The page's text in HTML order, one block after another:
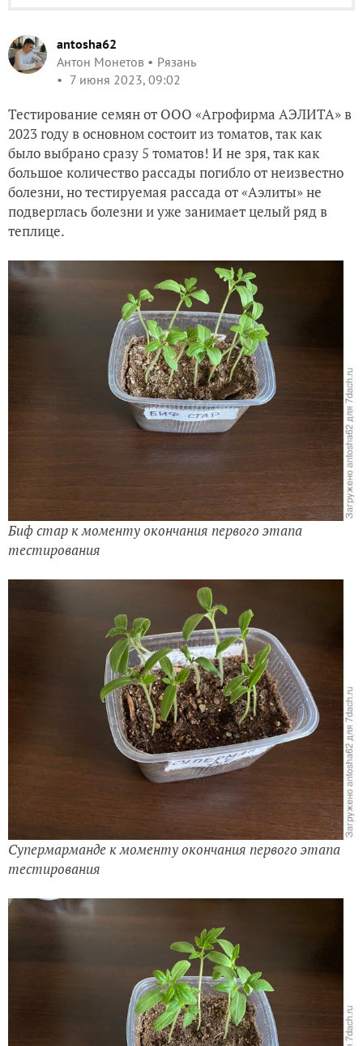
antosha62
Антон Монетов
Рязань
7 июня 2023, 09:02
Тестирование семян от ООО «Агрофирма АЭЛИТА» в
2023 году в основном состоит из томатов, так как
было выбрано сразу 5 томатов! И не зря, так как
большое количество рассады погибло от неизвестно
болезни, но тестируемая рассада от «Аэлиты» не
подверглась болезни и уже занимает целый ряд в
теплице.
Биф стар к моменту окончания первого этапа
тестирования
Супермарманде к моменту окончания первого этапа
тестирования